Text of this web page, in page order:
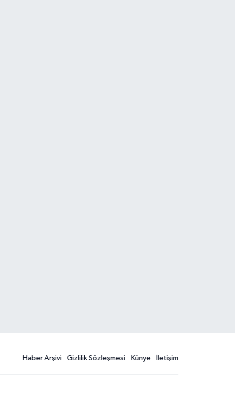
Haber Arşivi Gizlilik Sözleşmesi Künye İletişim